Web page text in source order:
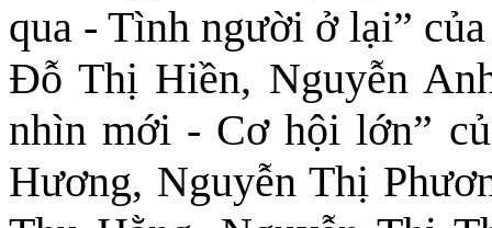
qua - Tình người ở lại”
Đỗ Thị Hiền, Nguyễn
nhìn mới - Cơ hội lớn”
Hương, Nguyễn Thị